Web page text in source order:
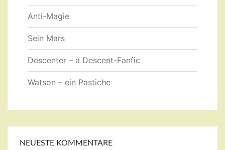
Anti-Magie
Sein Mars
Descenter – a Descent-Fanfic
Watson – ein Pastiche
NEUESTE KOMMENTARE